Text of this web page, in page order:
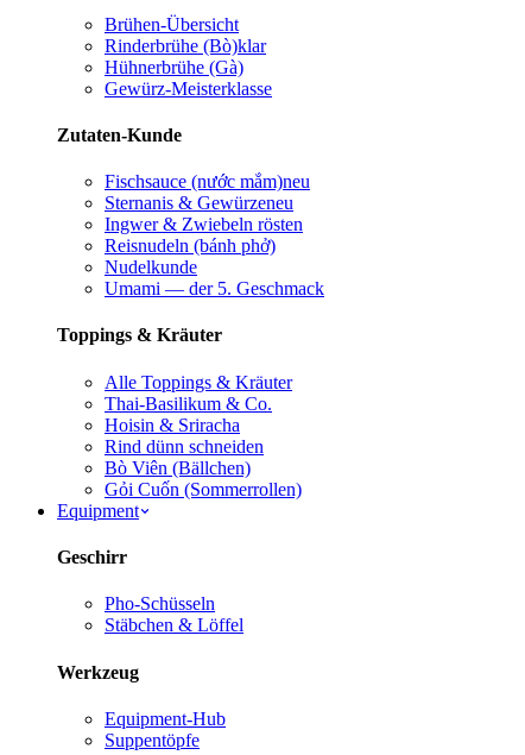
Brühen-Übersicht
Rinderbrühe (Bò)klar
Hühnerbrühe (Gà)
Gewürz-Meisterklasse
Zutaten-Kunde
Fischsauce (nước mắm)neu
Sternanis & Gewürzeneu
Ingwer & Zwiebeln rösten
Reisnudeln (bánh phở)
Nudelkunde
Umami — der 5. Geschmack
Toppings & Kräuter
Alle Toppings & Kräuter
Thai-Basilikum & Co.
Hoisin & Sriracha
Rind dünn schneiden
Bò Viên (Bällchen)
Gỏi Cuốn (Sommerrollen)
Equipment
Geschirr
Pho-Schüsseln
Stäbchen & Löffel
Werkzeug
Equipment-Hub
Suppentöpfe